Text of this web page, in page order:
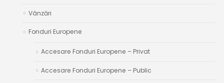
Vânzări
Fonduri Europene
Accesare Fonduri Europene – Privat
Accesare Fonduri Europene – Public